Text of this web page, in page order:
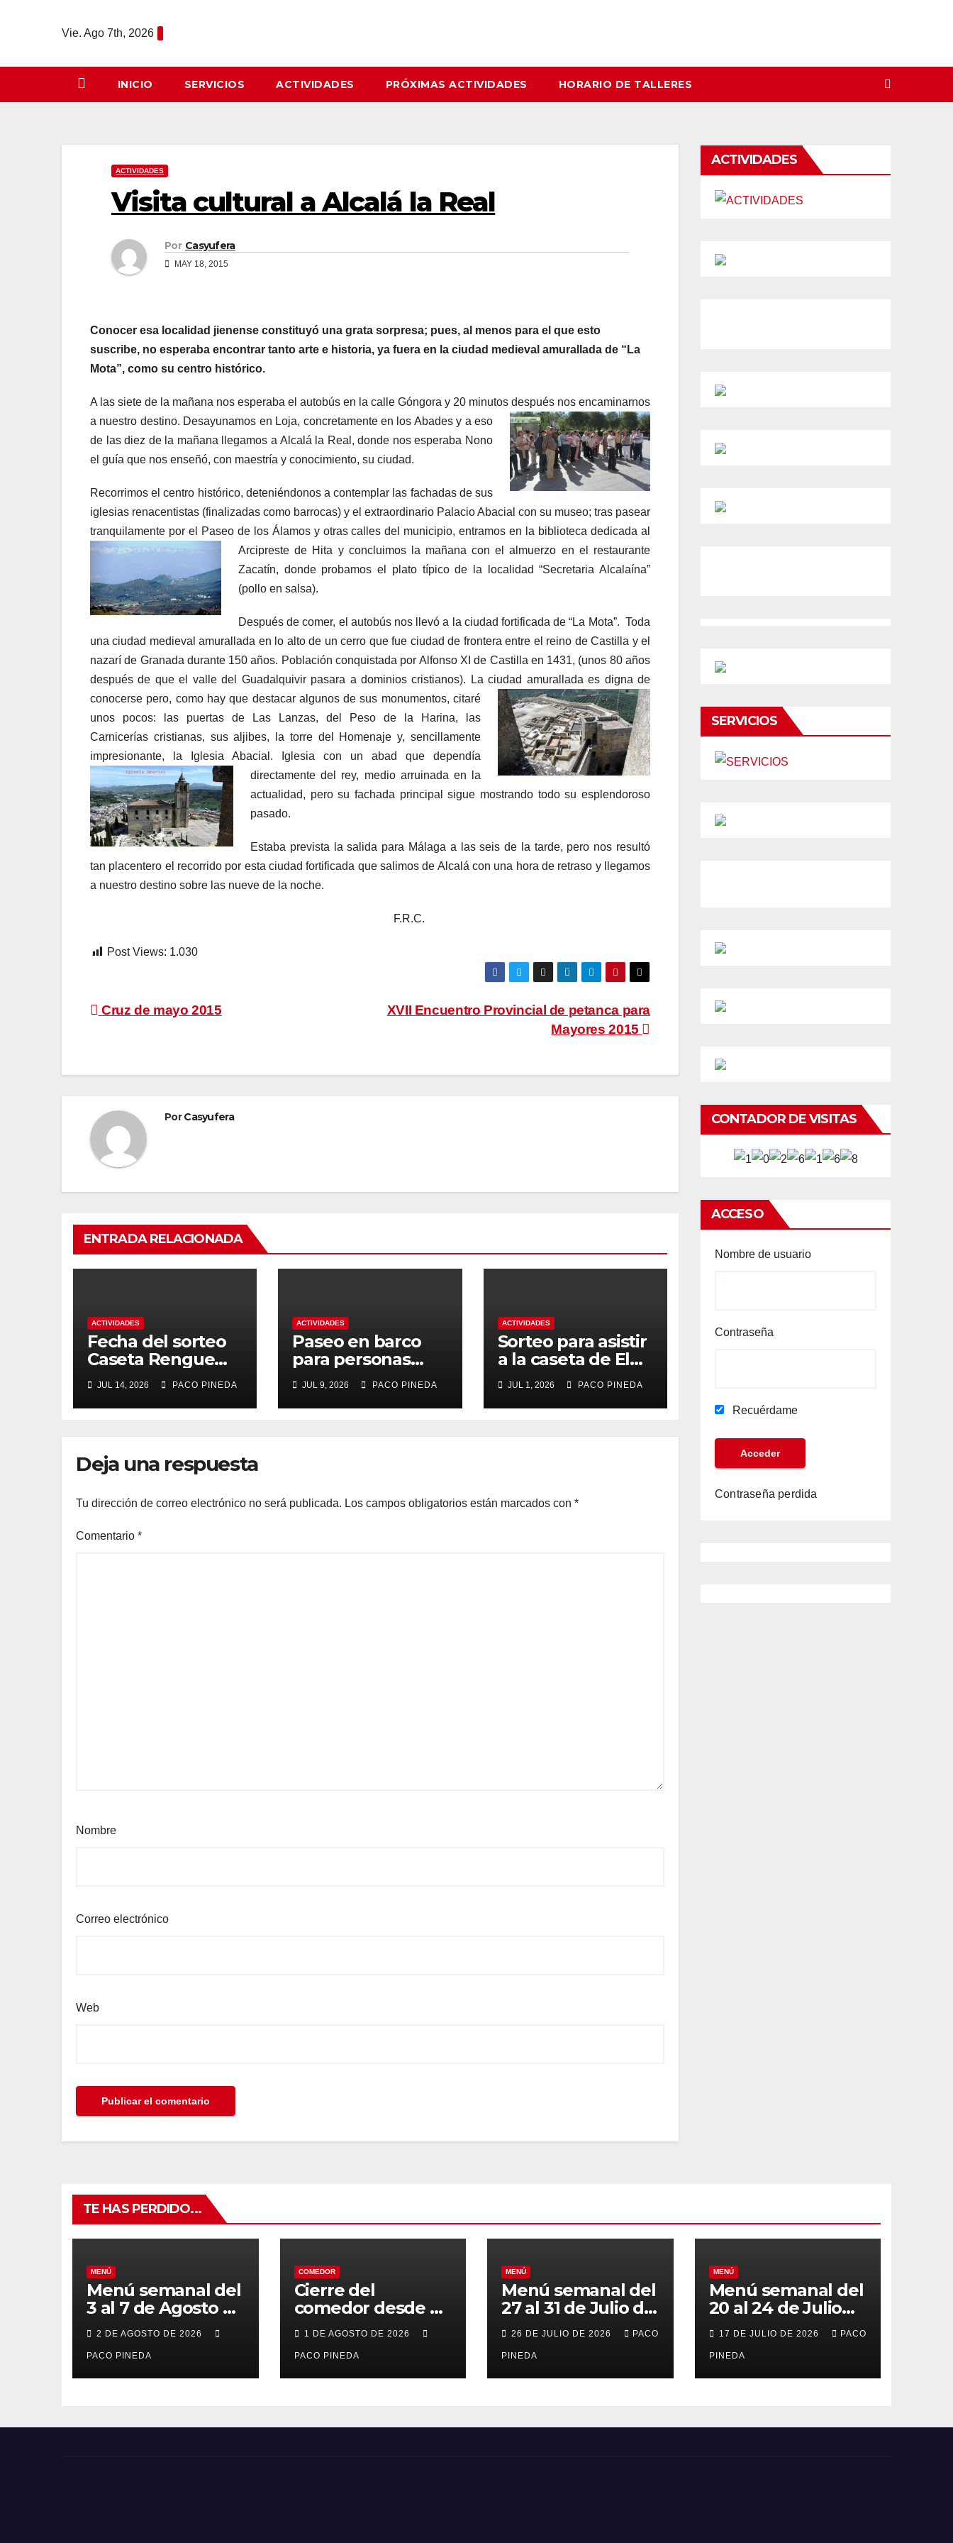
Vie. Ago 7th, 2026
INICIO SERVICIOS ACTIVIDADES PRÓXIMAS ACTIVIDADES HORARIO DE TALLERES
ACTIVIDADES
Visita cultural a Alcalá la Real
Por Casyufera
MAY 18, 2015
Conocer esa localidad jienense constituyó una grata sorpresa; pues, al menos para el que esto
suscribe, no esperaba encontrar tanto arte e historia, ya fuera en la ciudad medieval amurallada de “La
Mota”, como su centro histórico.
A las siete de la mañana nos esperaba el autobús en la calle Góngora y 20 minutos después nos encaminarnos
a nuestro destino. Desayunamos en Loja, concretamente en los Abades y a eso
de las diez de la mañana llegamos a Alcalá la Real, donde nos esperaba Nono
el guía que nos enseñó, con maestría y conocimiento, su ciudad.
Recorrimos el centro histórico, deteniéndonos a contemplar las fachadas de sus
iglesias renacentistas (finalizadas como barrocas) y el extraordinario Palacio Abacial con su museo; tras pasear
tranquilamente por el Paseo de los Álamos y otras calles del municipio, entramos en la bibliotecadedicada al
Arcipreste de Hita y concluimos la mañana con el almuerzo en el restaurante
Zacatín, donde probamos el plato típico de la localidad “Secretaria Alcalaína”
(pollo en salsa).
Después de comer, el autobús nos llevó a la ciudad fortificada de “La Mota”. Toda
una ciudad medieval amurallada en lo alto de un cerro que fue ciudad de frontera entre el reino de Castilla y el
nazarí de Granada durante 150 años. Población conquistada por Alfonso XI de Castilla en 1431, (unos 80 años
después de que el valle del Guadalquivir pasara a dominios cristianos). La ciudad amurallada es digna de
conocerse pero, como hay que destacar algunos de sus monumentos, citaré
unos pocos: las puertas de Las Lanzas, del Peso de la Harina, las
Carnicerías cristianas, sus aljibes, la torre del Homenaje y, sencillamente
impresionante, la Iglesia Abacial. Iglesia con un abad que dependía
directamente del rey, medio arruinada en la
actualidad, pero su fachada principal sigue mostrando todo su esplendoroso
pasado.
Estaba prevista la salida para Málaga a las seis de la tarde, pero nos resultó
tan placentero el recorrido por esta ciudad fortificada que salimos de Alcalá con una hora de retraso y llegamos
a nuestro destino sobre las nueve de la noche.
F.R.C.
Post Views: 1.030
Navegación
entradas
XVII Encuentro Provincial de petanca para
Mayores 2015
Cruz de mayo 2015
PorCasyufera
ENTRADA RELACIONADA
ACTIVIDADES
Fecha del sorteo
Caseta Rengue
Feria de Málaga
2026
JUL 14, 2026 PACO PINEDA
ACTIVIDADES
Paseo en barco
para personas
mayores
JUL 9, 2026 PACO PINEDA
ACTIVIDADES
Sorteo para asistir
a la caseta de El
Rengue, Feria de
Málaga 2026
JUL 1, 2026 PACO PINEDA
Deja una respuesta
Tu dirección de correo electrónico no será publicada. Los campos obligatorios están marcados con *
Comentario *
Nombre
Correo electrónico
Web
ACTIVIDADES
SERVICIOS
CONTADOR DE VISITAS
ACCESO
Nombre de usuario
Contraseña
Recuérdame
Contraseña perdida
TE HAS PERDIDO...
MENÚ
Menú semanal del
3 al 7 de Agosto de
2026
2 DE AGOSTO DE 2026
PACO PINEDA
COMEDOR
Cierre del
comedor desde el
7 al 21 de Agosto
por vacaciones
1 DE AGOSTO DE 2026
PACO PINEDA
MENÚ
Menú semanal del
27 al 31 de Julio de
2026
26 DE JULIO DE 2026 PACO
PINEDA
MENÚ
Menú semanal del
20 al 24 de Julio
de 2026
17 DE JULIO DE 2026 PACO
PINEDA